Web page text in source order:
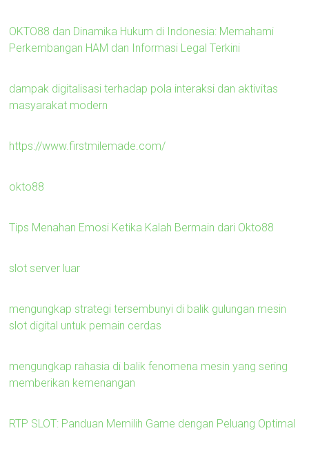
OKTO88 dan Dinamika Hukum di Indonesia: Memahami
Perkembangan HAM dan Informasi Legal Terkini
dampak digitalisasi terhadap pola interaksi dan aktivitas
masyarakat modern
https://www.firstmilemade.com/
okto88
Tips Menahan Emosi Ketika Kalah Bermain dari Okto88
slot server luar
mengungkap strategi tersembunyi di balik gulungan mesin
slot digital untuk pemain cerdas
mengungkap rahasia di balik fenomena mesin yang sering
memberikan kemenangan
RTP SLOT: Panduan Memilih Game dengan Peluang Optimal